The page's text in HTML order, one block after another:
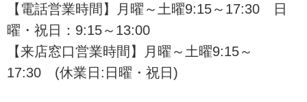
【電話営業時間】月曜～土曜9:15～17:30 日
曜・祝日：9:15～13:00
【来店窓口営業時間】月曜～土曜9:15～
17:30 (休業日:日曜・祝日)